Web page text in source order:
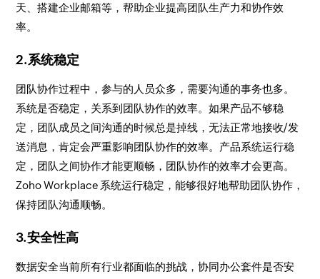
天、搭建企业邮箱等，帮助企业提高团队生产力和协作效
率。
2.系统稳定
团队协作过程中，参与的人员众多，需要沟通的事务也多。
系统是否稳定，关系到团队协作的效率。如果产品不够稳
定，团队成员之间沟通的时候总是掉线，无法正常地接收/发
送消息，肯定会严重影响团队协作的效率。产品系统运行稳
定，团队之间协作才能更顺畅，团队协作的效率才会更高。
Zoho Workplace 系统运行稳定，能够很好地帮助团队协作，
保持团队沟通顺畅。
3.安全性高
数据安全当前所有行业都面临的挑战，协同办公套件是否安